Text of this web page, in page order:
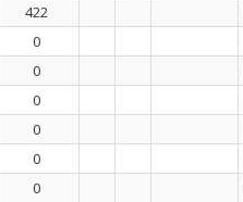
422
0
0
0
0
0
0